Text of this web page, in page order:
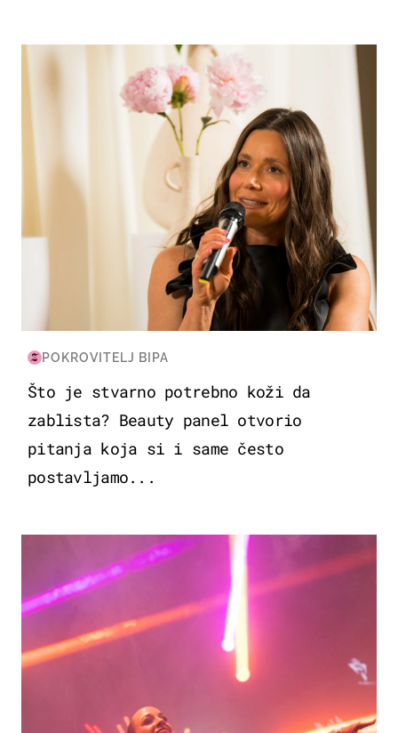
MODA & LJEPOTA
POKROVITELJ BIPA
Što je stvarno potrebno koži da
zablista? Beauty panel otvorio
pitanja koja si i same često
postavljamo...
KULTURA & ZABAVA